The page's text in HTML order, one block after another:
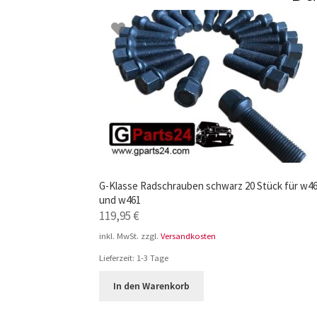
G-Klasse Radschrauben schwarz 20 Stück für
und w461
119,95€
inkl. MwSt. zzgl.Versandkosten
Lieferzeit: 1-3 Tage
In den Warenkorb